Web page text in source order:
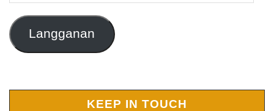
Langganan
KEEP IN TOUCH